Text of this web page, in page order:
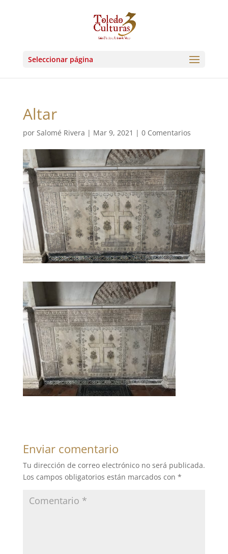
Seleccionar página
Altar
por Salomé Rivera | Mar 9, 2021 | 0 Comentarios
Enviar comentario
Tu dirección de correo electrónico no será publicada.
Los campos obligatorios están marcados con *